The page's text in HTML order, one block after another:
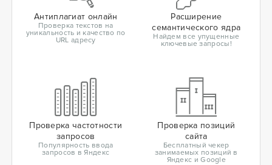
Антиплагиат онлайн
Проверка текстов на
уникальность и качество по
URL адресу
Расширение
семантического ядра
Найдем все упущенные
ключевые запросы!
Проверка частотности
запросов
Популярность ввода
запросов в Яндекс
Проверка позиций
сайта
Бесплатный чекер
занимаемых позиций в
Яндекс и Google